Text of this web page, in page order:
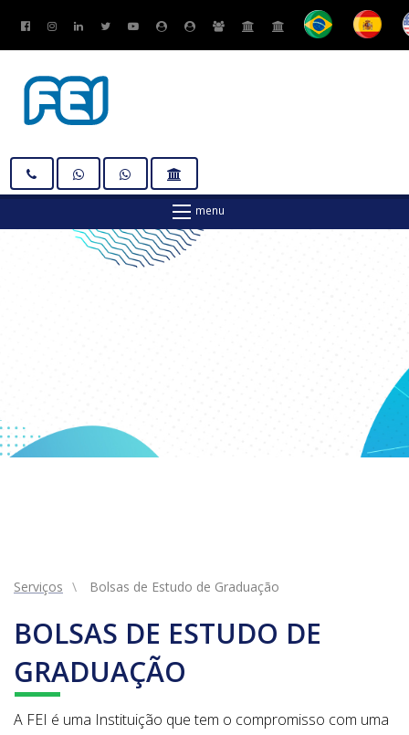
Serviços Bolsas de Estudo de Graduação
BOLSAS DE ESTUDO DE
GRADUAÇÃO
A FEI é uma Instituição que tem o compromisso com uma